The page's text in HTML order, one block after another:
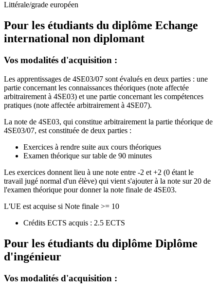
Littérale/grade européen
Pour les étudiants du diplôme Echange
international non diplomant
Vos modalités d'acquisition :
Les apprentissages de 4SE03/07 sont évalués en deux parties : une
partie concernant les connaissances théoriques (note affectée
arbitrairement à 4SE03) et une partie concernant les compétences
pratiques (note affectée arbitrairement à 4SE07).
La note de 4SE03, qui constitue arbitrairement la partie théorique de
4SE03/07, est constituée de deux parties :
Exercices à rendre suite aux cours théoriques
Examen théorique sur table de 90 minutes
Les exercices donnent lieu à une note entre -2 et +2 (0 étant le
travail jugé normal d'un élève) qui vient s'ajouter à la note sur 20 de
l'examen théorique pour donner la note finale de 4SE03.
L'UE est acquise si Note finale >= 10
Crédits ECTS acquis : 2.5 ECTS
Pour les étudiants du diplôme Diplôme
d'ingénieur
Vos modalités d'acquisition :